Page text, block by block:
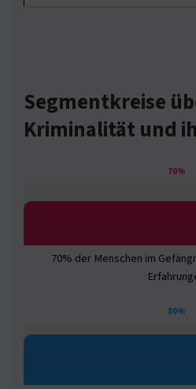
Segmentkreise
Kriminalität und
70%
70% der Menschen im
80%